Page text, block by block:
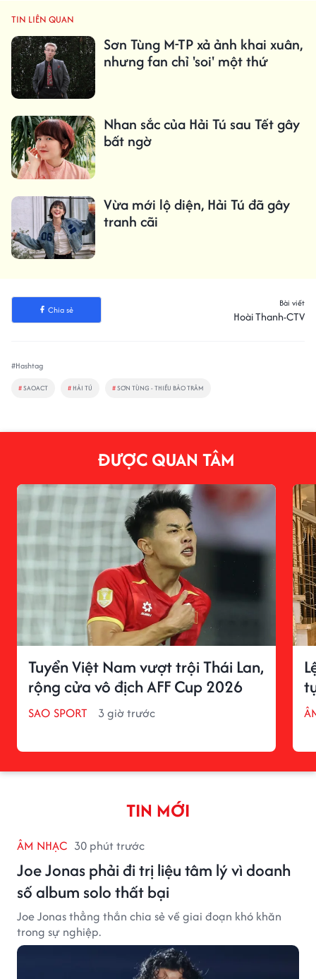
TIN LIÊN QUAN
Sơn Tùng M-TP xả ảnh khai xuân,
nhưng fan chỉ 'soi' một thứ
Nhan sắc của Hải Tú sau Tết gây
bất ngờ
Vừa mới lộ diện, Hải Tú đã gây
tranh cãi
Chia sẻ
Bài viết
Hoài Thanh-CTV
#Hashtag
#SAOACT # HẢI TÚ #SƠN TÙNG - THIỀU BẢO TRÂM
ĐƯỢC QUAN TÂM
Tuyển Việt Nam vượt trội Thái Lan,
rộng cửa vô địch AFF Cup 2026
SAO SPORT 3 giờ trước
TIN MỚI
ÂM NHẠC 30 phút trước
Joe Jonas phải đi trị liệu tâm lý vì doanh
số album solo thất bại
Joe Jonas thẳng thắn chia sẻ về giai đoạn khó khăn
trong sự nghiệp.